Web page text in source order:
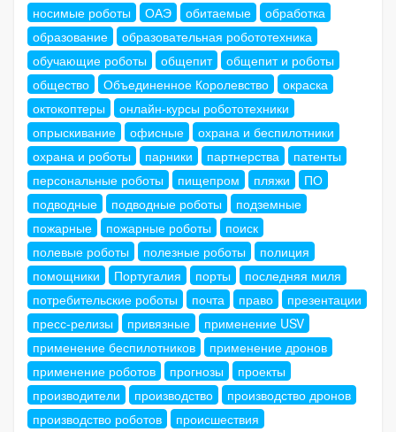
носимые роботы
ОАЭ обитаемые
обработка
образование
образовательная робототехника
обучающие роботы
общепит
общепит и роботы
общество
Объединенное Королевство
окраска
октокоптеры
онлайн-курсы робототехники
опрыскивание
офисные
охрана и беспилотники
охрана и роботы
парники партнерства
патенты
персональные роботы
пищепром пляжи
ПО
подводные
подводные роботы
подземные
пожарные
пожарные роботы
поиск
полевые роботы
полезные роботы
полиция
помощники
Португалия порты
последняя миля
потребительские роботы
почта право
презентации
пресс-релизы
привязные
применение USV
применение беспилотников
применение дронов
применение роботов
прогнозы
проекты
производители
производство
производство дронов
производство роботов
происшествия